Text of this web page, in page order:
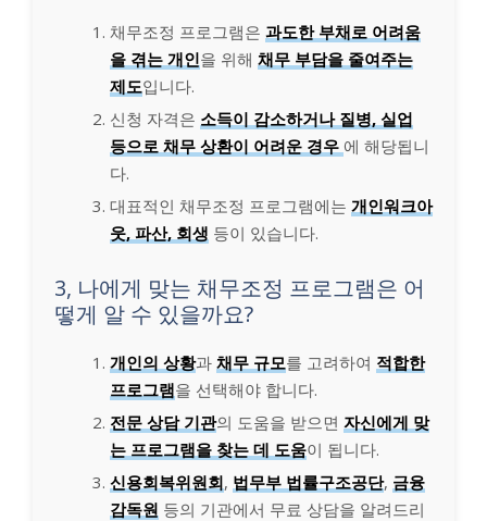
채무조정 프로그램은 과도한 부채로 어려움
을 겪는 개인을 위해 채무 부담을 줄여주는
제도입니다.
신청 자격은 소득이 감소하거나 질병, 실업
등으로 채무 상환이 어려운 경우 에 해당됩니
다.
대표적인 채무조정 프로그램에는 개인워크아
웃, 파산, 회생 등이 있습니다.
3, 나에게 맞는 채무조정 프로그램은 어
떻게 알 수 있을까요?
개인의 상황과 채무 규모를 고려하여 적합한
프로그램을 선택해야 합니다.
전문 상담 기관의 도움을 받으면 자신에게 맞
는 프로그램을 찾는 데 도움이 됩니다.
신용회복위원회, 법무부 법률구조공단, 금융
감독원 등의 기관에서 무료 상담을 알려드리